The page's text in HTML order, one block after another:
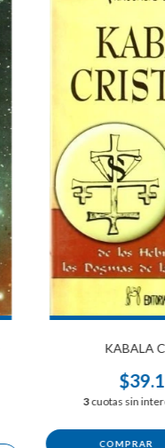
KABALA
3cuotas sin